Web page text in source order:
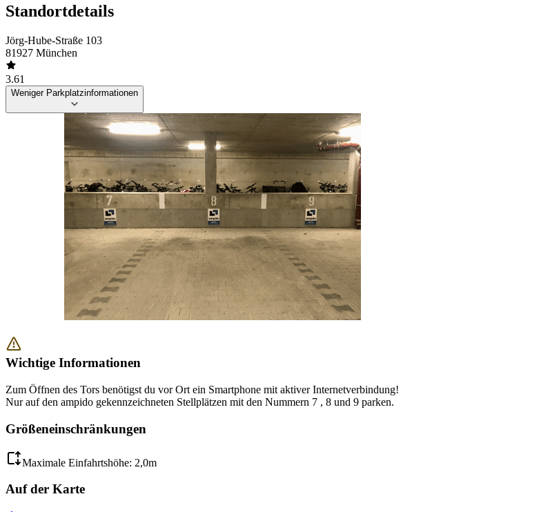
Standortdetails
Jörg-Hube-Straße 103
81927 München
3.61
Weniger Parkplatzinformationen
Wichtige Informationen
Zum Öffnen des Tors benötigst du vor Ort ein Smartphone mit aktiver Internetverbindung!
Nur auf den ampido gekennzeichneten Stellplätzen mit den Nummern 7 , 8 und 9 parken.
Größeneinschränkungen
Maximale Einfahrtshöhe: 2,0m
Auf der Karte